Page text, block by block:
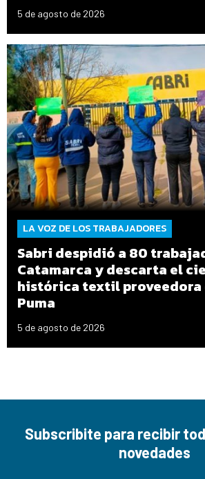
5 de agosto de 2026
LA VOZ DE LOS TRABAJADORES
Sabri despidió a 80
Catamarca y descarta el
histórica textil proveedora
Puma
5 de agosto de 2026
Subscribite para recibir
novedades